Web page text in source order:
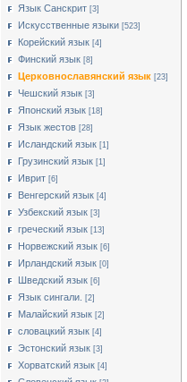
Язык Санскрит [3]
Искусственные языки [523]
Корейский язык [4]
Финский язык [8]
Церковнославянский язык [23]
Чешский язык [3]
Японский язык [18]
Язык жестов [28]
Исландский язык [1]
Грузинский язык [1]
Иврит [6]
Венгерский язык [4]
Узбекский язык [3]
греческий язык [13]
Норвежский язык [6]
Ирландский язык [0]
Шведский язык [6]
Язык сингали. [2]
Малайский язык [2]
словацкий язык [4]
Эстонский язык [3]
Хорватский язык [4]